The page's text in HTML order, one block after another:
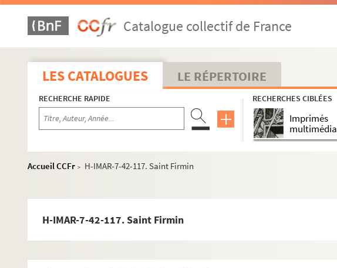
Catalogue collectif de France
LES CATALOGUES LE RÉPERTOIRE
RECHERCHE RAPIDE RECHERCHES CIBLÉES
Imprimés
multimédia
Accueil CCFr >
H-IMAR-7-42-117. Saint Firmin
H-IMAR-7-42-117. Saint Firmin
Images du fonds Humbert, Images religieuses F à M
H-IMAR-7-1-1. Faloth
H-IMAR-7-2-2. Sainte Fabiole
Fausta ou Faustus
H-IMAR-7-4-6. Fantinus - Fandila